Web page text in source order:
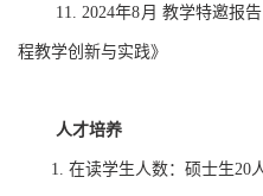
11. 2024年8 月 教学特邀报
程教学创新与实践》
人才培养
1. 在读学生人数：硕士生20